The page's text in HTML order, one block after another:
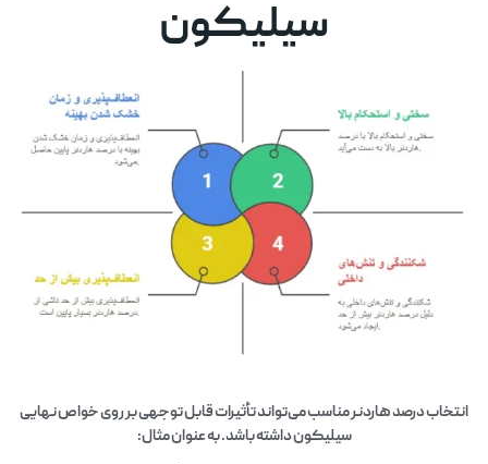
سیلیکون
انتخاب درصد هاردنر مناسب می‌تواند تأثیرات قابل توجهی بر روی خواص نهایی
سیلیکون داشته باشد. به عنوان مثال: